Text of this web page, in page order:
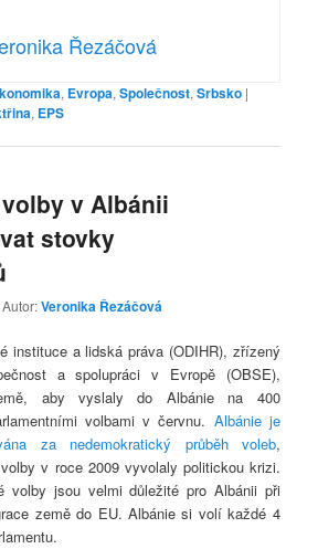
Řezáčová
, Evropa,Společnost,Srbsko |
, EPS
v Albánii
stovky
Autor:Veronika Řezáčová
instituce a lidská práva (ODIHR), zřízený
a spolupráci v Evropě (OBSE),
aby vyslaly do Albánie na 400
volbami v červnu. Albánie je
za nedemokratický průběh voleb,
v roce 2009 vyvolaly politickou krizi.
volby jsou velmi důležité pro Albánii při
země do EU. Albánie si volí každé 4